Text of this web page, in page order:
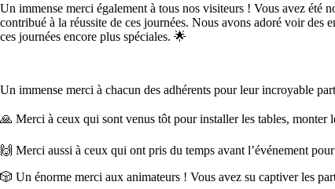
Un immense merci également à tous nos visiteurs ! Vous avez été
contribué à la réussite de ces journées. Nous avons adoré voir des
ces journées encore plus spéciales. 🌟
Un immense merci à chacun des adhérents pour leur incroyable
🙏 Merci à ceux qui sont venus tôt pour installer les tables,
🙌 Merci aussi à ceux qui ont pris du temps avant l’événement
🎲 Un énorme merci aux animateurs ! Vous avez su captiver les